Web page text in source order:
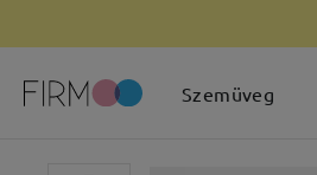
Szemüveg